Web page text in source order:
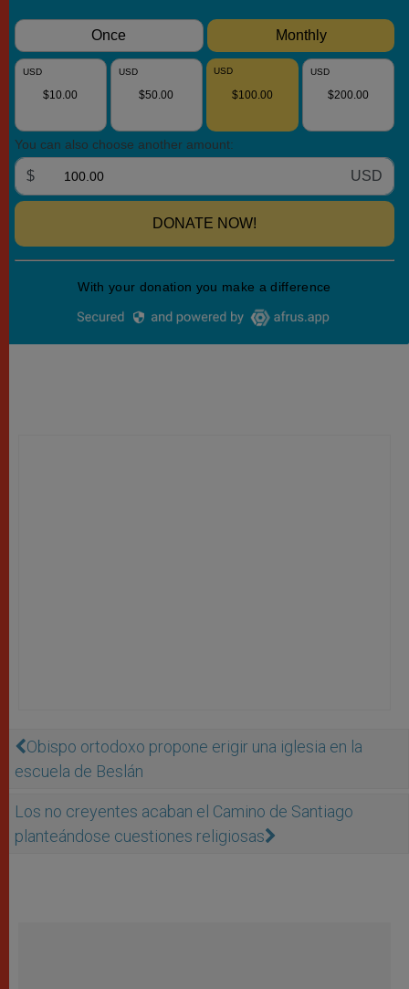
Obispo ortodoxo propone erigir una iglesia en la
escuela de Beslán
Los no creyentes acaban el Camino de Santiago
planteándose cuestiones religiosas